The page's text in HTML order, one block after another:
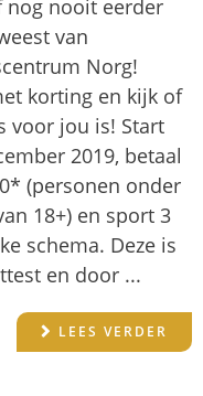
nog nooit eerder
van
Norg!
korting en kijk of
voor jou is! Start
2019, betaal
(personen onder
18+) en sport 3
schema. Deze is
en door ...
LEES VERDER